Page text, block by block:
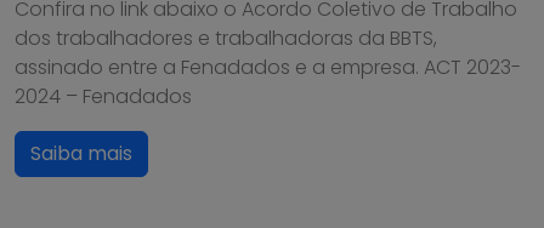
Confira no link abaixo o Acordo Coletivo de Trabalho
dos trabalhadores e trabalhadoras da BBTS,
assinado entre a Fenadados e a empresa. ACT 2023-
2024 – Fenadados
Saiba mais